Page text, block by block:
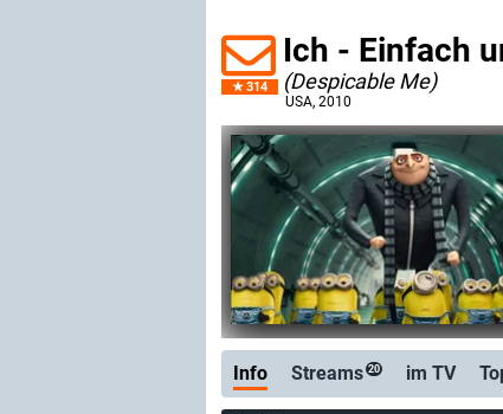
314
Ich - Einfach
(Despicable Me)
USA, 2010
Info Streams 20 im TV